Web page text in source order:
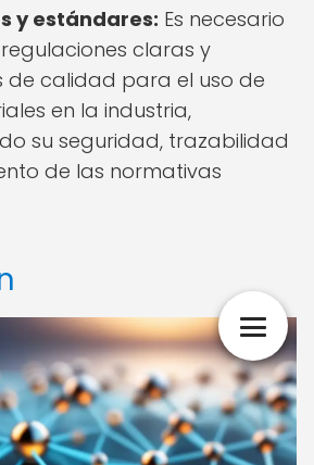
y estándares: Es necesario
claras y
de calidad para el uso de
en la industria,
su seguridad, trazabilidad
de las normativas